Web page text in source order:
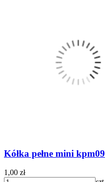
Kółka pełne mini kpm09
1,00 zł